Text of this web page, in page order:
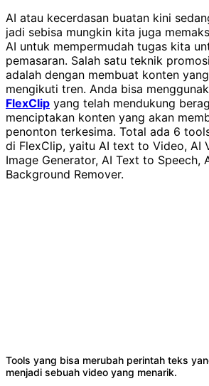
AI atau kecerdasan buatan kini
jadi sebisa mungkin kita juga
AI untuk mempermudah tugas kita
pemasaran. Salah satu teknik
adalah dengan membuat konten
mengikuti tren. Anda bisa
FlexClip yang telah mendukung
menciptakan konten yang akan
penonton terkesima. Total ada 6
di FlexClip, yaitu AI text to Video, AI
Image Generator, AI Text to Speech,
Background Remover.
Tools yang bisa merubah perintah teks
menjadi sebuah video yang menarik.